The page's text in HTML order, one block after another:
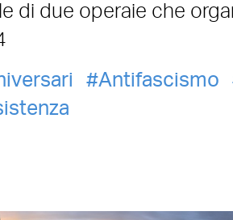
di due operaie che
Antifascismo